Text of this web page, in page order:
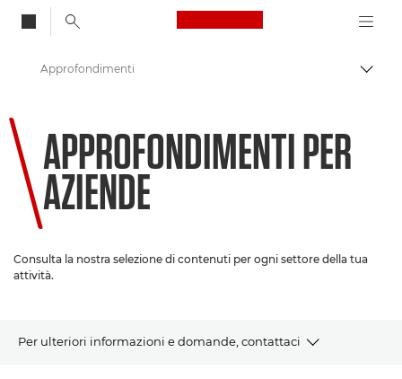
Canon Logo, back
Soluzioni e servizi
Approfondimenti
APPROFONDIMENTI PER
AZIENDE
Consulta la nostra selezione di contenuti per ogni settore della tua
attività.
Per ulteriori informazioni e domande, contattaci